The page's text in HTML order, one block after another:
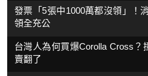
發票「5張中1000萬都沒領」
領全充公
台灣人為何買爆Corolla Cross
賣翻了